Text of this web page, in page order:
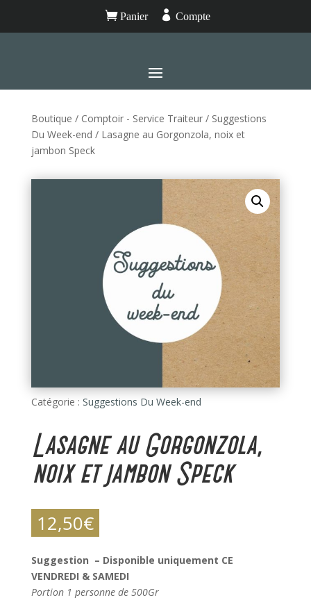
Panier  Compte
Boutique / Comptoir - Service Traiteur/ Suggestions
Du Week-end / Lasagne au Gorgonzola, noix et
jambon Speck
Catégorie : Suggestions Du Week-end
Lasagne au Gorgonzola,
noix et jambon Speck
12,50€
Suggestion – Disponible uniquement CE
VENDREDI & SAMEDI
Portion 1 personne de 500Gr